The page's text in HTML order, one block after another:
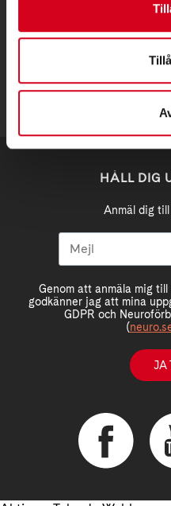
stockholm@neuro.se
HÅLL DIG
Anmäl dig
Genom att anmäla mig
godkänner jag att mina
GDPR och
(
JA